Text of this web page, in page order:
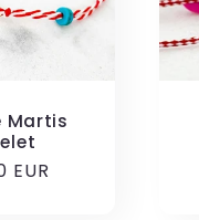
Martis
EUR